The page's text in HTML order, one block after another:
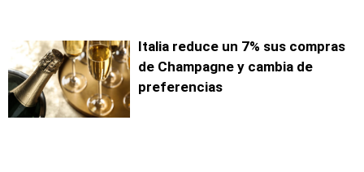
Italia reduce un 7% sus compras
de Champagne y cambia de
preferencias